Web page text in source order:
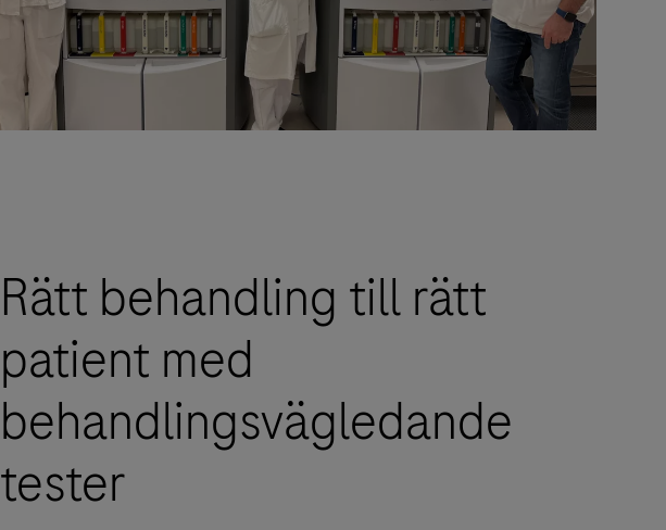
Rätt behandling till rätt
patient med
behandlingsvägledande
tester